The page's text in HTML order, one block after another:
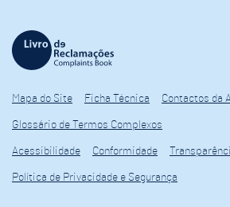
Mapa do Site Ficha Técnica Contactos da
Glossário de Termos Complexos
Acessibilidade Conformidade
Política de Privacidade e Segurança